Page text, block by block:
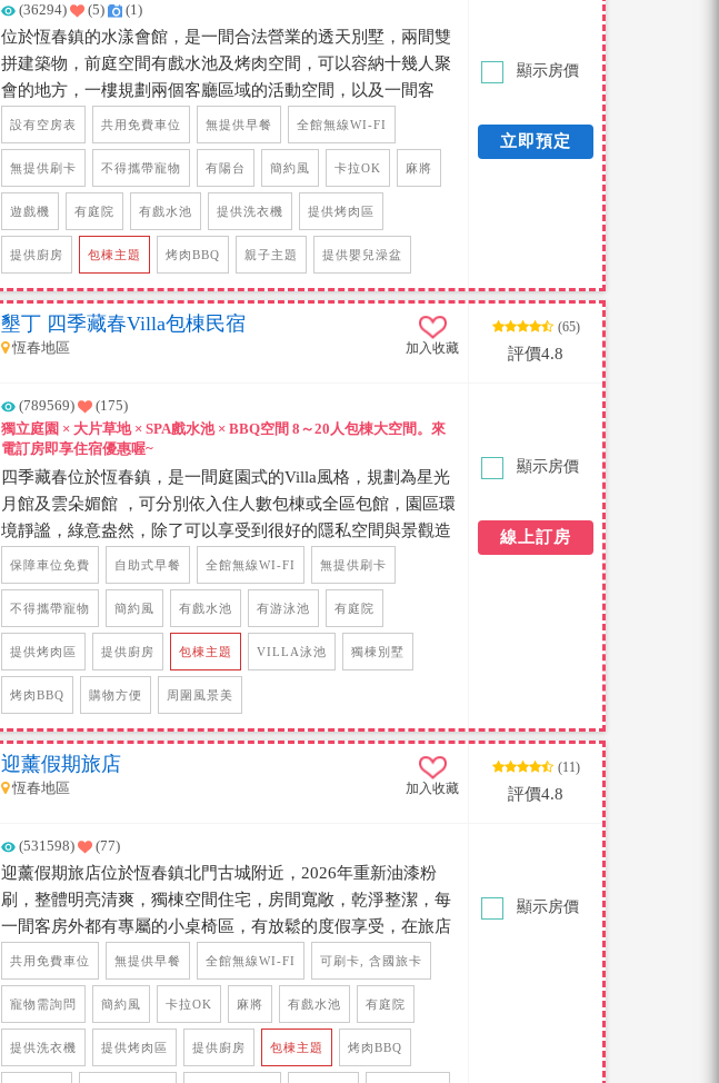
也是唯一一間可以躺在床上就能看見星空的房型，拉開簾幕感
受無比的享受，這裡真的太棒了，一定要來體驗住一次，你們
絕對會喜歡上民宿的一切，停車便利，距離市區採買也方便，
不用擔心度假地點的周邊問題，開開心心的旅程就放心享受吧
(36294) (5) (1)
位於恆春鎮的水漾會館，是一間合法營業的透天別墅，兩間雙
拼建築物，前庭空間有戲水池及烤肉空間，可以容納十幾人聚
會的地方，一樓規劃兩個客廳區域的活動空間，以及一間客
房、廚房，兩棟是可以互通，一邊是唱歌的空間、另外一邊玩
Switch、PS4，以及電動麻將娛樂，特別的是民宿還有提供PS4
模擬賽車配套提供給旅客開心的玩喔，哇....是目前全恆春的民
宿唯一有賽車配備的遊戲，一定要來包棟才能玩到民宿的設備
喔! 二樓及三樓是客房，雙人房、三人房、四人房型，每間客
房都有專屬景觀陽台及衛浴間，家族旅遊、大學生、員工出
遊、機車族都很適合喔，距離恆春市區開車約10分鐘、恆春知
名觀光景點大約10~25分鐘，路途都不遠，也可以放慢腳步慢
遊恆春美麗的景色。
設有空房表 共用免費車位 無提供早餐 全館無線WI-FI
無提供刷卡 不得攜帶寵物 有陽台 簡約風 卡拉OK 麻將
遊戲機 有庭院 有戲水池 提供洗衣機 提供烤肉區
提供廚房 包棟主題 烤肉BBQ 親子主題 提供嬰兒澡盆
顯示房價
立即預定
墾丁 四季藏春Villa包棟民宿
恆春地區 加入收藏
(65)
評價4.8
(789569)
(175)
獨立庭園 × 大片草地 × SPA戲水池 × BBQ空間 8～20人包棟大空間。來
電訂房即享住宿優惠喔~
四季藏春位於恆春鎮，是一間庭園式的Villa風格，規劃為星光
月館及雲朵媚館 ，可分別依入住人數包棟或全區包館，園區環
境靜謐，綠意盎然，除了可以享受到很好的隱私空間與景觀造
景之外，民宿內還有一座漂亮的SPA戲水池，也有烤肉區與涼
亭，還有一個開放式的廚房設備可供利用，園區內種植了許多
花草樹木，漫步在民宿內，空氣清新，蟲鳴生態，鳥語花香，
令人覺得非常放鬆，房間則以簡約的木質家具顯現出獨特風
格，民宿主人希望營造出一個真正可以讓人放鬆度假的空間，
如同民宿優雅的名稱般，讓來到這裡的旅人能感受到恆春四季
不同的美。
保障車位免費 自助式早餐 全館無線WI-FI 無提供刷卡
不得攜帶寵物 簡約風 有戲水池 有游泳池 有庭院
提供烤肉區 提供廚房 包棟主題 VILLA泳池 獨棟別墅
烤肉BBQ 購物方便 周圍風景美
顯示房價
線上訂房
迎薰假期旅店
恆春地區 加入收藏
(11)
評價4.8
(531598) (77)
迎薰假期旅店位於恆春鎮北門古城附近，2026年重新油漆粉
刷，整體明亮清爽，獨棟空間住宅，房間寬敞，乾淨整潔，每
一間客房外都有專屬的小桌椅區，有放鬆的度假享受，在旅店
前面有一個大庭院，小孩可以在庭院玩樂也很安全。還有老闆
最愛的植物造景，有遮蔽的烤肉區、餐桌區，並有附設戲水
池、料理台/冰箱，民宿位置交通便利，近恆春鎮北門古城，附
近吃飯也很方便，驅車前往各處海灘只需10~20分鐘。
共用免費車位 無提供早餐 全館無線WI-FI 可刷卡, 含國旅卡
寵物需詢問 簡約風 卡拉OK 麻將 有戲水池 有庭院
提供洗衣機 提供烤肉區 提供廚房 包棟主題 烤肉BBQ
顯示房價